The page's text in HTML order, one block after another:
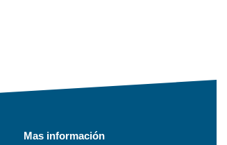
Mas información